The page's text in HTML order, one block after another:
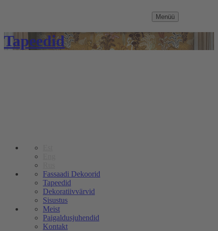
Menüü
Tapeedid
Fassaadi Dekoorid
Tapeedid
Dekoratiivvärvid
Sisustus
Meist
Paigaldusjuhendid
Kontakt